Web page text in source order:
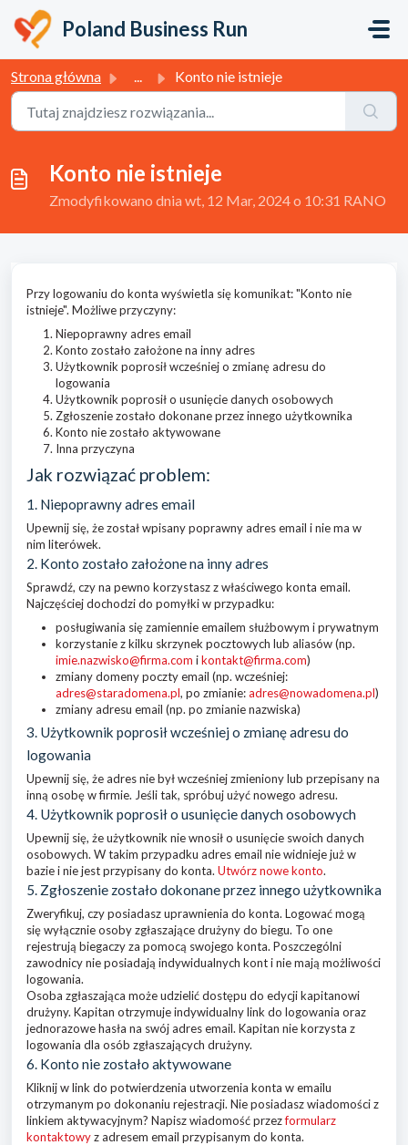
Przejdź do głównej treści
Poland Business Run
Strona główna ... Konto nie istnieje
Konto nie istnieje
Zmodyfikowano dnia wt, 12 Mar, 2024 o 10:31 RANO
Przy logowaniu do konta wyświetla się komunikat: "Konto nie
istnieje". Możliwe przyczyny:
Niepoprawny adres email
Konto zostało założone na inny adres
Użytkownik poprosił wcześniej o zmianę adresu do
logowania
Użytkownik poprosił o usunięcie danych osobowych
Zgłoszenie zostało dokonane przez innego użytkownika
Konto nie zostało aktywowane
Inna przyczyna
Jak rozwiązać problem:
1. Niepoprawny adres email
Upewnij się, że został wpisany poprawny adres email i nie ma w
nim literówek.
2. Konto zostało założone na inny adres
Sprawdź, czy na pewno korzystasz z właściwego konta email.
Najczęściej dochodzi do pomyłki w przypadku:
posługiwania się zamiennie emailem służbowym i prywatnym
korzystanie z kilku skrzynek pocztowych lub aliasów (np.
imie.nazwisko@firma.com ikontakt@firma.com)
zmiany domeny poczty email (np. wcześniej:
adres@staradomena.pl, po zmianie:adres@nowadomena.pl)
zmiany adresu email (np. po zmianie nazwiska)
3. Użytkownik poprosił wcześniej o zmianę adresu do
logowania
Upewnij się, że adres nie był wcześniej zmieniony lub przepisany na
inną osobę w firmie. Jeśli tak, spróbuj użyć nowego adresu.
4. Użytkownik poprosił o usunięcie danych osobowych
Upewnij się, że użytkownik nie wnosił o usunięcie swoich danych
osobowych. W takim przypadku adres email nie widnieje już w
bazie i nie jest przypisany do konta. Utwórz nowe konto.
5. Zgłoszenie zostało dokonane przez innego użytkownika
Zweryfikuj, czy posiadasz uprawnienia do konta. Logować mogą
się wyłącznie osoby zgłaszające drużyny do biegu. To one
rejestrują biegaczy za pomocą swojego konta. Poszczególni
zawodnicy nie posiadają indywidualnych kont i nie mają możliwości
logowania.
Osoba zgłaszająca może udzielić dostępu do edycji kapitanowi
drużyny. Kapitan otrzymuje indywidualny link do logowania oraz
jednorazowe hasła na swój adres email. Kapitan nie korzysta z
logowania dla osób zgłaszających drużyny.
6. Konto nie zostało aktywowane
Kliknij w link do potwierdzenia utworzenia konta w emailu
otrzymanym po dokonaniu rejestracji. Nie posiadasz wiadomości z
linkiem aktywacyjnym? Napisz wiadomość przezformularz
kontaktowyz adresem email przypisanym do konta.